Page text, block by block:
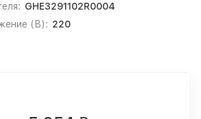
GHE3291102R0004
(В): 220